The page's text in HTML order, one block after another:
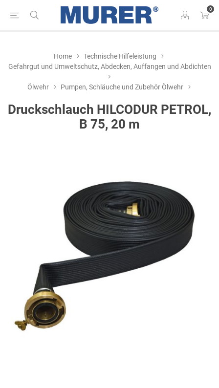
0
Home
Technische Hilfeleistung
Gefahrgut und Umweltschutz, Abdecken, Auffangen und Abdichten
Ölwehr Pumpen, Schläuche und Zubehör Ölwehr
Druckschlauch HILCODUR PETROL,
B 75, 20 m